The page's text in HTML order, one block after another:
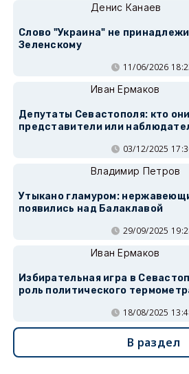
Денис Канаев
Слово "Украина" не
Зеленскому
11/06/2026
Иван Ермаков
Депутаты Севастополя: кто
представители или
03/12/2025
Владимир Петров
Утыкано гламуром:
появились над Балаклавой
29/09/2025
Иван Ермаков
Избирательная игра в
роль политического
18/08/2025
В раздел